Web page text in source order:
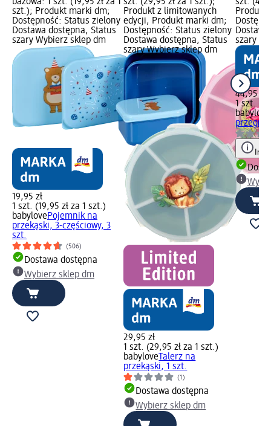
szt.); Produkt marki dm;
Dostępność: Status zielony
Dostawa dostępna, Status
szary Wybierz sklep dm
19,95 zł
1 szt. (19,95 zł za 1 szt.)
babylovePojemnik na
przekąski, 3-częściowy, 3
szt.
(506)
Dostawa dostępna
Wybierz sklep dm
Produkt z limitowanych
edycji, Produkt marki dm;
Dostępność: Status zielony
Dostawa dostępna, Status
szary Wybierz sklep dm
29,95 zł
1 szt. (29,95 zł za 1 szt.)
babylove Talerz na
przekąski, 1 szt.
(1)
Dostawa dostępna
Wybierz sklep dm
Produkt
szary
44,95 zł
1 szt.
babylove